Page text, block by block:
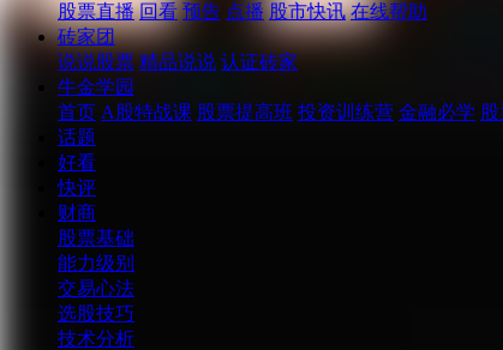
股票直播 回看 预告 点播 股市快讯 在线帮助
砖家团
说说股票 精品说说 认证砖家
牛金学园
首页 A股特战课 股票提高班 投资训练营 金融必学
话题
好看
快评
财商
股票基础
能力级别
交易心法
选股技巧
技术分析